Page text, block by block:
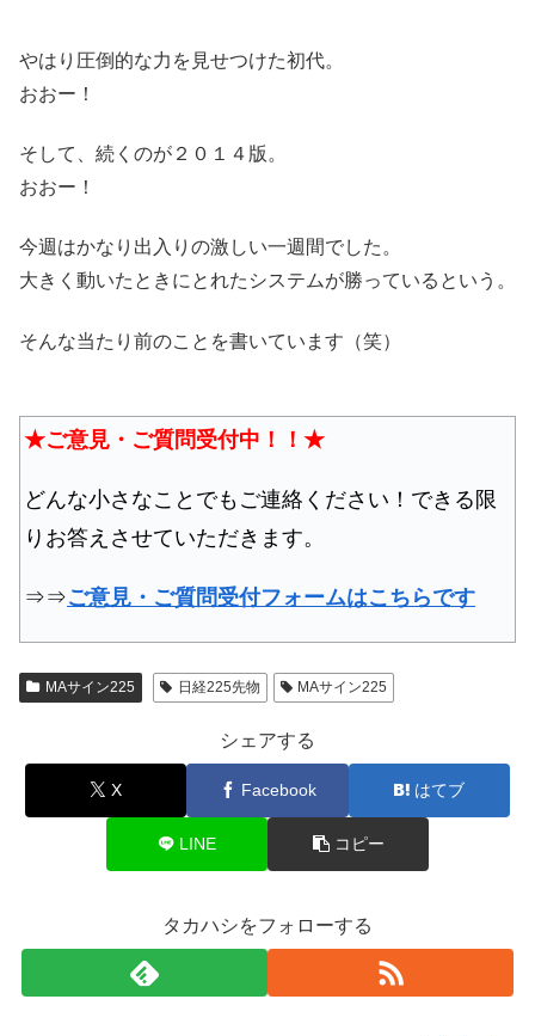
やはり圧倒的な力を見せつけた初代。
おおー！
そして、続くのが２０１４版。
おおー！
今週はかなり出入りの激しい一週間でした。
大きく動いたときにとれたシステムが勝っているという。
そんな当たり前のことを書いています（笑）
★ご意見・ご質問受付中！！★
どんな小さなことでもご連絡ください！できる限
りお答えさせていただきます。
⇒⇒ご意見・ご質問受付フォームはこちらです
MAサイン225 日経225先物 MAサイン225
シェアする
X Facebook はてブ
LINE コピー
タカハシをフォローする